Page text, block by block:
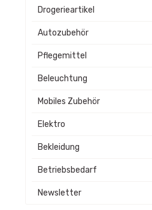
Drogerieartikel
Autozubehör
Pflegemittel
Beleuchtung
Mobiles Zubehör
Elektro
Bekleidung
Betriebsbedarf
Newsletter